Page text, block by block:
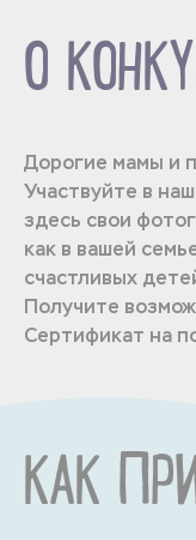
О
Дорогие мамы и
Участвуйте в
здесь свои
как в вашей
счастливых
Получите
Сертификат на
КАК